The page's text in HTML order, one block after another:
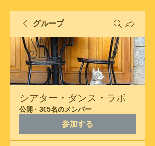
グループ
シアター・ダンス・ラボ
公開 · 305名のメンバー
参加する